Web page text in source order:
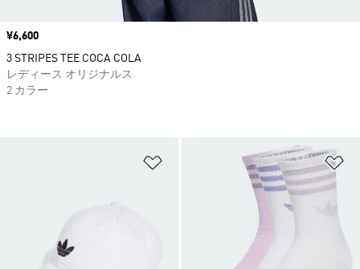
ほしいものリストに追加
価格
¥6,600
3 STRIPES TEE COCA COLA
レディース オリジナルス
2 カラー